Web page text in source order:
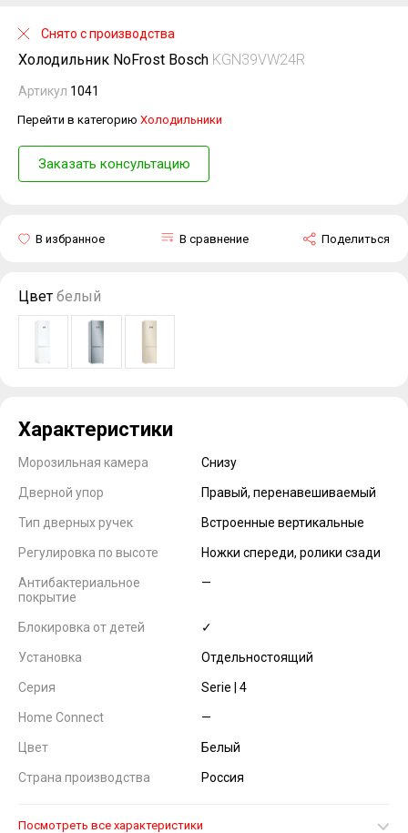
Холодильник NoFrost Bosch KGN39VW24R
Артикул 1041
Перейти в категорию Холодильники
Заказать консультацию
Поделиться
В сравнение
В избранное
Снято с производства
Цвет белый
Характеристики
Морозильная камера Снизу
Дверной упор Правый, перенавешиваемый
Тип дверных ручек Встроенные вертикальные
Регулировка по высоте Ножки спереди, ролики сзади
Антибактериальное
покрытие
—
Блокировка от детей ✓
Установка Отдельностоящий
Серия Serie | 4
Home Connect —
Цвет Белый
Страна производства Россия
Посмотреть все характеристики